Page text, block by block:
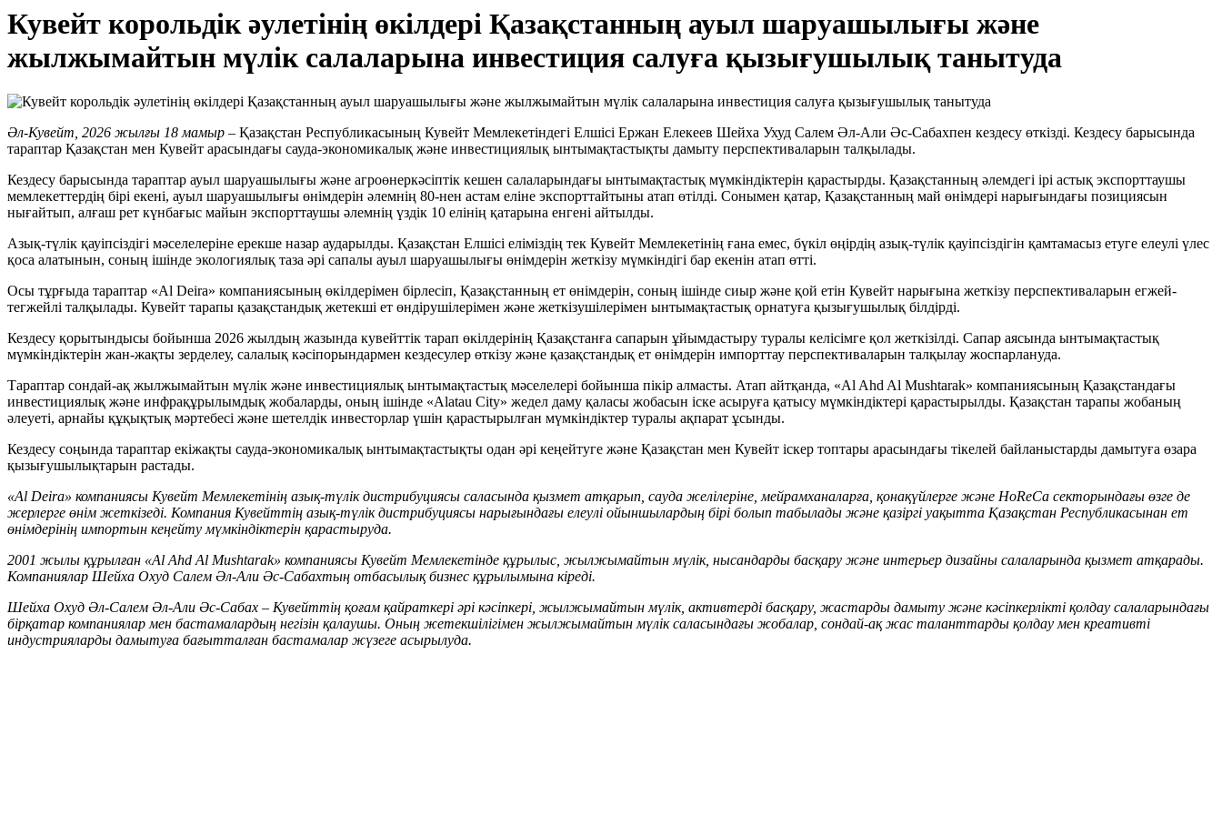
Кувейт корольдік әулетінің өкілдері Қазақстанның ауыл шаруашылығы және
жылжымайтын мүлік салаларына инвестиция салуға қызығушылық танытуда
Әл-Кувейт, 2026 жылғы 18 мамыр – Қазақстан Республикасының Кувейт Мемлекетіндегі Елшісі Ержан Елекеев Шейха Ухуд Салем Әл-Али Әc-Сабахпен кездесу өткізді. Кездесу барысында
тараптар Қазақстан мен Кувейт арасындағы сауда-экономикалық және инвестициялық ынтымақтастықты дамыту перспективаларын талқылады.
Кездесу барысында тараптар ауыл шаруашылығы және агроөнеркәсіптік кешен салаларындағы ынтымақтастық мүмкіндіктерін қарастырды. Қазақстанның әлемдегі ірі астық экспорттаушы
мемлекеттердің бірі екені, ауыл шаруашылығы өнімдерін әлемнің 80-нен астам еліне экспорттайтыны атап өтілді. Сонымен қатар, Қазақстанның май өнімдері нарығындағы позициясын
нығайтып, алғаш рет күнбағыс майын экспорттаушы әлемнің үздік 10 елінің қатарына енгені айтылды.
Азық-түлік қауіпсіздігі мәселелеріне ерекше назар аударылды. Қазақстан Елшісі еліміздің тек Кувейт Мемлекетінің ғана емес, бүкіл өңірдің азық-түлік қауіпсіздігін қамтамасыз етуге елеулі үлес
қоса алатынын, соның ішінде экологиялық таза әрі сапалы ауыл шаруашылығы өнімдерін жеткізу мүмкіндігі бар екенін атап өтті.
Осы тұрғыда тараптар «Al Deira» компаниясының өкілдерімен бірлесіп, Қазақстанның ет өнімдерін, соның ішінде сиыр және қой етін Кувейт нарығына жеткізу перспективаларын егжей-
тегжейлі талқылады. Кувейт тарапы қазақстандық жетекші ет өндірушілерімен және жеткізушілерімен ынтымақтастық орнатуға қызығушылық білдірді.
Кездесу қорытындысы бойынша 2026 жылдың жазында кувейттік тарап өкілдерінің Қазақстанға сапарын ұйымдастыру туралы келісімге қол жеткізілді. Сапар аясында ынтымақтастық
мүмкіндіктерін жан-жақты зерделеу, салалық кәсіпорындармен кездесулер өткізу және қазақстандық ет өнімдерін импорттау перспективаларын талқылау жоспарлануда.
Тараптар сондай-ақ жылжымайтын мүлік және инвестициялық ынтымақтастық мәселелері бойынша пікір алмасты. Атап айтқанда, «Al Ahd Al Mushtarak» компаниясының Қазақстандағы
инвестициялық және инфрақұрылымдық жобаларды, оның ішінде «Alatau City» жедел даму қаласы жобасын іске асыруға қатысу мүмкіндіктері қарастырылды. Қазақстан тарапы жобаның
әлеуеті, арнайы құқықтық мәртебесі және шетелдік инвесторлар үшін қарастырылған мүмкіндіктер туралы ақпарат ұсынды.
Кездесу соңында тараптар екіжақты сауда-экономикалық ынтымақтастықты одан әрі кеңейтуге және Қазақстан мен Кувейт іскер топтары арасындағы тікелей байланыстарды дамытуға өзара
қызығушылықтарын растады.
«Al Deira» компаниясы Кувейт Мемлекетінің азық-түлік дистрибуциясы саласында қызмет атқарып, сауда желілеріне, мейрамханаларға, қонақүйлерге және HoReCa секторындағы өзге де
жерлерге өнім жеткізеді. Компания Кувейттің азық-түлік дистрибуциясы нарығындағы елеулі ойыншылардың бірі болып табылады және қазіргі уақытта Қазақстан Республикасынан ет
өнімдерінің импортын кеңейту мүмкіндіктерін қарастыруда.
2001 жылы құрылған «Al Ahd Al Mushtarak» компаниясы Кувейт Мемлекетінде құрылыс, жылжымайтын мүлік, нысандарды басқару және интерьер дизайны салаларында қызмет атқарады.
Компаниялар Шейха Охуд Салем Әл-Али Әс-Сабахтың отбасылық бизнес құрылымына кіреді.
Шейха Охуд Әл-Салем Әл-Али Әс-Сабах – Кувейттің қоғам қайраткері әрі кәсіпкері, жылжымайтын мүлік, активтерді басқару, жастарды дамыту және кәсіпкерлікті қолдау салаларындағы
бірқатар компаниялар мен бастамалардың негізін қалаушы. Оның жетекшілігімен жылжымайтын мүлік саласындағы жобалар, сондай-ақ жас таланттарды қолдау мен креативті
индустрияларды дамытуға бағытталған бастамалар жүзеге асырылуда.